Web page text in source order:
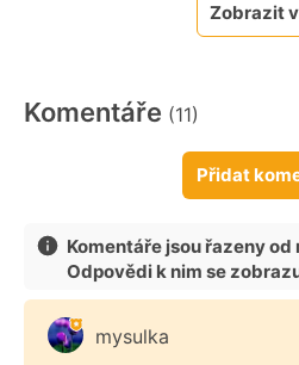
Zobrazit
Komentáře (11)
Přidat
Komentáře jsou řazeny od
Odpovědi k nim se
mysulka